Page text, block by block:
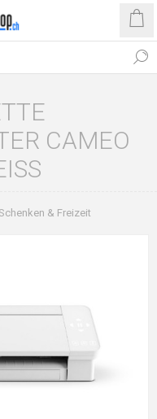
CAMEO
& Freizeit